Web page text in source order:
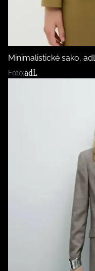
Minimalistické sako,
Foto:adL